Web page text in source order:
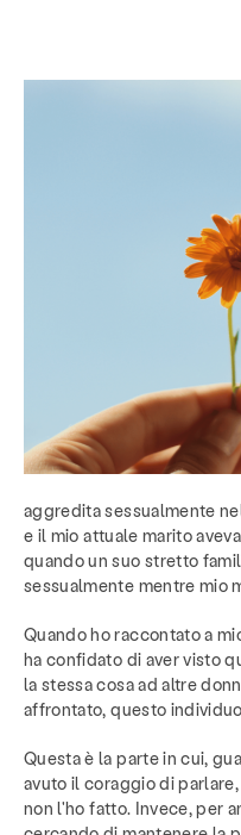
aggredita sessualmente
e il mio attuale marito
quando un suo stretto
sessualmente mentre mio
Quando ho raccontato a
ha confidato di aver visto
la stessa cosa ad altre
affrontato, questo
Questa è la parte in cui,
avuto il coraggio di
non l'ho fatto. Invece, per